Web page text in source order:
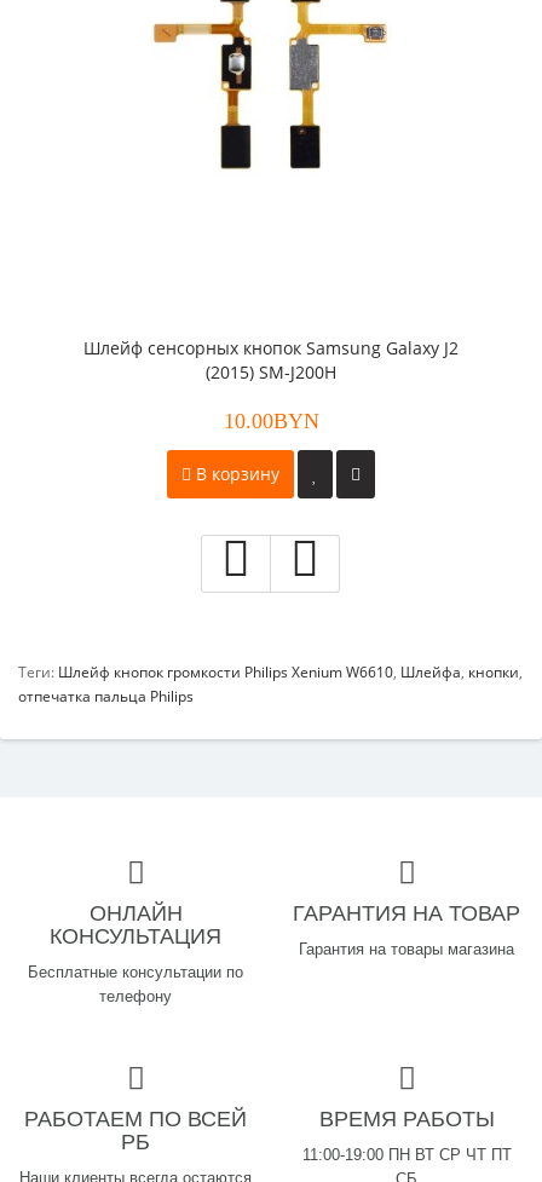
Шлейф сенсорных кнопок Samsung Galaxy J2
(2015) SM-J200H
10.00BYN
В корзину
Теги: Шлейф кнопок громкости Philips Xenium W6610, Шлейфа, кнопки,
отпечатка пальца Philips
ОНЛАЙН
КОНСУЛЬТАЦИЯ
Бесплатные консультации по
телефону
ГАРАНТИЯ НА ТОВАР
Гарантия на товары магазина
РАБОТАЕМ ПО ВСЕЙ
РБ
Наши клиенты всегда остаются
ВРЕМЯ РАБОТЫ
11:00-19:00 ПН ВТ СР ЧТ ПТ